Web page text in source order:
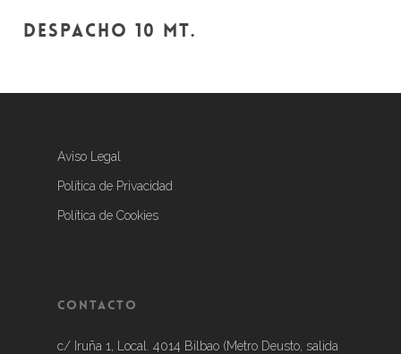
DESPACHO 10 mt.
Aviso Legal
Política de Privacidad
Política de Cookies
Contacto
c/ Iruña 1, Local. 4014 Bilbao (Metro Deusto, salida